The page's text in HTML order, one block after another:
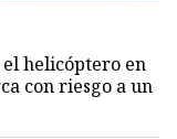
helicóptero en
con riesgo a un